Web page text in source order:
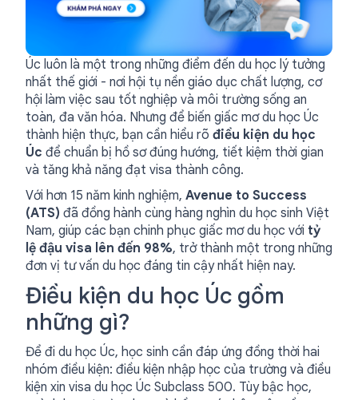
Úc luôn là một trong những điểm đến du học lý tưởng
nhất thế giới - nơi hội tụ nền giáo dục chất lượng, cơ
hội làm việc sau tốt nghiệp và môi trường sống an
toàn, đa văn hóa. Nhưng để biến giấc mơ du học Úc
thành hiện thực, bạn cần hiểu rõ điều kiện du học
Úc để chuẩn bị hồ sơ đúng hướng, tiết kiệm thời gian
và tăng khả năng đạt visa thành công.
Với hơn 15 năm kinh nghiệm, Avenue to Success
(ATS) đã đồng hành cùng hàng nghìn du học sinh Việt
Nam, giúp các bạn chinh phục giấc mơ du học với tỷ
lệ đậu visa lên đến 98%, trở thành một trong những
đơn vị tư vấn du học đáng tin cậy nhất hiện nay.
Điều kiện du học Úc gồm
những gì?
Để đi du học Úc, học sinh cần đáp ứng đồng thời hai
nhóm điều kiện: điều kiện nhập học của trường và điều
kiện xin visa du học Úc Subclass 500. Tùy bậc học,